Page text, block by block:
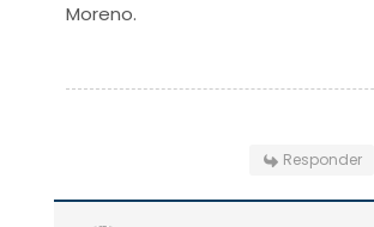
Moreno.
Responder